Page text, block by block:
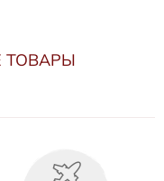
ТОВАРЫ